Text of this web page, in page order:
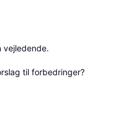
vejledende.
til forbedringer?